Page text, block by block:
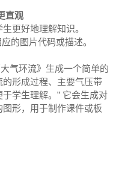
直观
更好地理解知识。
的图片代码或描述。
气环流》生成一个简单的
形成过程、主要气压带
学生理解。” 它会生成对
形，用于制作课件或板